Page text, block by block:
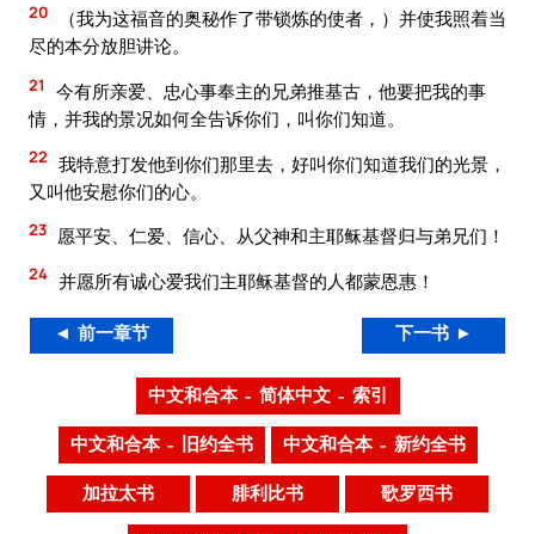
20
（我为这福音的奥秘作了带锁炼的使者，）并使我照着当
尽的本分放胆讲论。
21
今有所亲爱、忠心事奉主的兄弟推基古，他要把我的事
情，并我的景况如何全告诉你们，叫你们知道。
22 我特意打发他到你们那里去，好叫你们知道我们的光景，
又叫他安慰你们的心。
23 愿平安、仁爱、信心、从父神和主耶稣基督归与弟兄们！
24 并愿所有诚心爱我们主耶稣基督的人都蒙恩惠！
◄ 前一章节 下一书 ►
中文和合本 – 简体中文 – 索引
中文和合本 – 旧约全书 中文和合本 – 新约全书
加拉太书 腓利比书 歌罗西书